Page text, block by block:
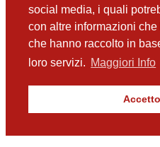
social media, i quali
con altre informazioni
che hanno raccolto in
loro servizi. Maggiori Info
Accetto